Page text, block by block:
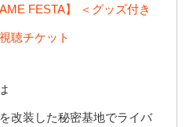
FESTA】 ＜グッズ付き
聴チケット
改装した秘密基地でライバ